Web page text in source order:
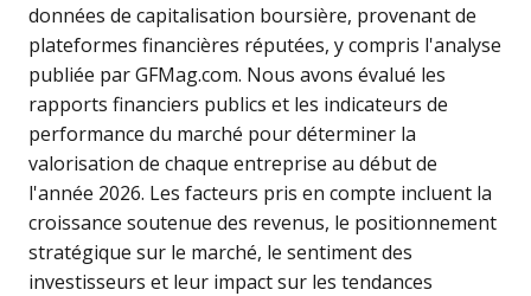
données de capitalisation boursière, provenant de
plateformes financières réputées, y compris l'analyse
publiée par GFMag.com. Nous avons évalué les
rapports financiers publics et les indicateurs de
performance du marché pour déterminer la
valorisation de chaque entreprise au début de
l'année 2026. Les facteurs pris en compte incluent la
croissance soutenue des revenus, le positionnement
stratégique sur le marché, le sentiment des
investisseurs et leur impact sur les tendances